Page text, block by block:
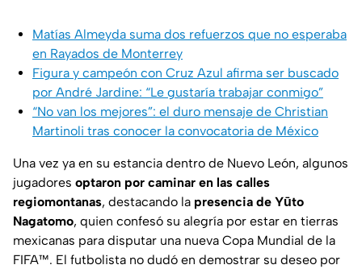
Matías Almeyda suma dos refuerzos que no esperaba
en Rayados de Monterrey
Figura y campeón con Cruz Azul afirma ser buscado
por André Jardine: “Le gustaría trabajar conmigo”
“No van los mejores”: el duro mensaje de Christian
Martinoli tras conocer la convocatoria de México
Una vez ya en su estancia dentro de Nuevo León, algunos
jugadores optaron por caminar en las calles
regiomontanas, destacando la presencia de Yūto
Nagatomo, quien confesó su alegría por estar en tierras
mexicanas para disputar una nueva Copa Mundial de la
FIFA™. El futbolista no dudó en demostrar su deseo por